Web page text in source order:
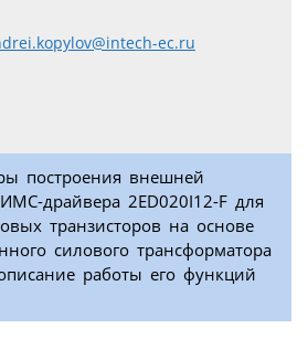
ec.ru
построения внешней
драйвера 2ED020I12-F для
транзисторов на основе
силового трансформатора
работы его функций